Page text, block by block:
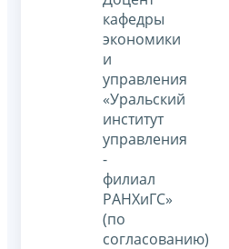
кафедры
экономики
и
управления
«Уральский
институт
управления
-
филиал
РАНХиГС»
(по
согласованию)